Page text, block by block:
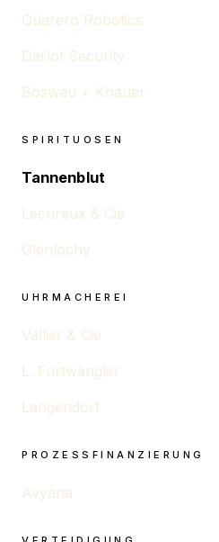
Quarero Robotics
Darlot Security
Boswau + Knauer
SPIRITUOSEN
Tannenblut
Lecureux & Cie
Glenlochy
UHRMACHEREI
Vallier & Cie
L. Furtwängler
Langendorf
PROZESSFINANZIERUNG
Avyana